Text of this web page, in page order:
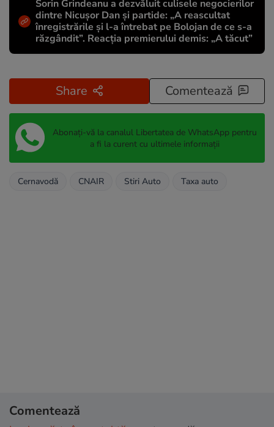
Sorin Grindeanu a dezvăluit culisele negocierilor
dintre Nicușor Dan și partide: „A reascultat
înregistrările și l-a întrebat pe Bolojan de ce s-a
răzgândit”. Reacția premierului demis: „A tăcut”
Share Comentează
Abonați-vă la canalul Libertatea de WhatsApp pentru
a fi la curent cu ultimele informații
Cernavodă CNAIR Stiri Auto Taxa auto
Comentează